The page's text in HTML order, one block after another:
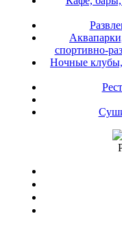
спортивно-
Ночные клубы,